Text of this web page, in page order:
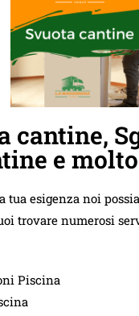
cantine,
e
tua esigenza noi
trovare numerosi
Piscina